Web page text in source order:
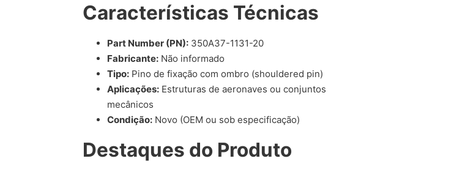
Características Técnicas
Part Number (PN): 350A37-1131-20
Fabricante: Não informado
Tipo: Pino de fixação com ombro (shouldered pin)
Aplicações: Estruturas de aeronaves ou conjuntos
mecânicos
Condição: Novo (OEM ou sob especificação)
Destaques do Produto